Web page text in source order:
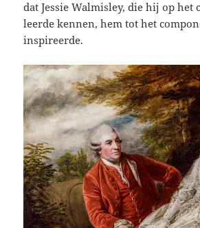
dat Jessie Walmisley, die hij op
leerde kennen, hem tot het
inspireerde.